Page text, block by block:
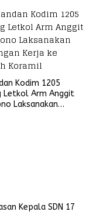
Kodim 1205
Letkol Arm Anggit
Laksanakan
Kepala SDN 17